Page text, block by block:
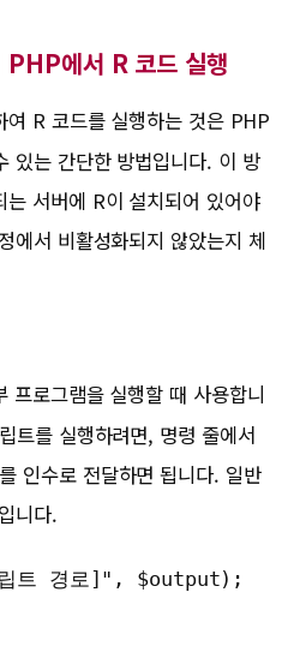
에서 R 코드 실행
여 R 코드를 실행하는 것은 PHP
있는 간단한 방법입니다. 이 방
서버에 R이 설치되어 있어야
에서 비활성화되지 않았는지 체
프로그램을 실행할 때 사용합니
트를 실행하려면, 명령 줄에서
인수로 전달하면 됩니다. 일반
입니다.
트 경로]", $output);